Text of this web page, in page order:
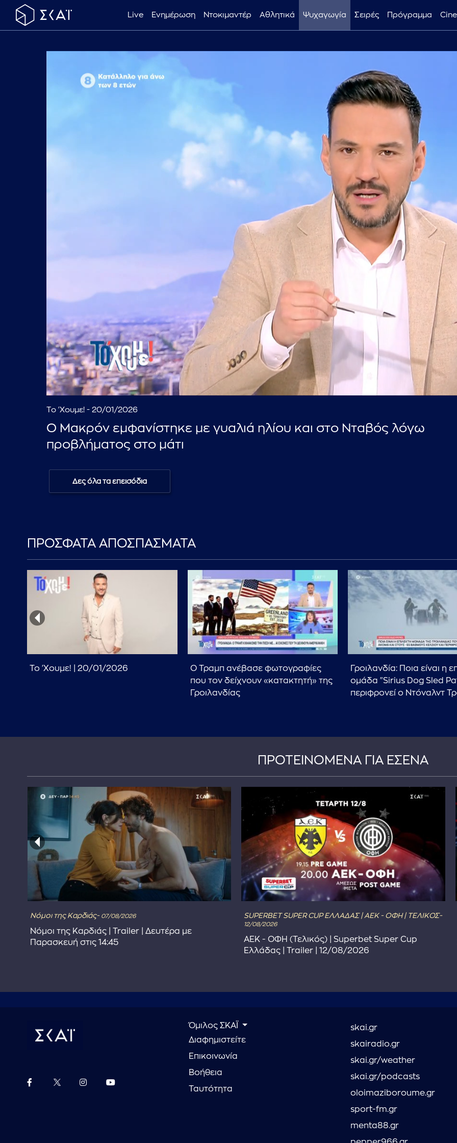
Live Ενημέρωση Ντοκιμαντέρ Αθλητικά Ψυχαγωγία Σειρές Πρόγραμμα
...πληκτρολογήστε κείμενο προς αναζήτηση
Το 'Χουμε! - 20/01/2026
Ο Μακρόν εμφανίστηκε με γυαλιά ηλίου και στο Νταβός λόγω
προβλήματος στο μάτι
Δες όλα τα επεισόδια
ΠΡΟΣΦΑΤΑ ΑΠΟΣΠΑΣΜΑΤΑ
Το 'Χουμε! | 20/01/2026
Ο Τραμπ ανέβασε φωτογραφίες
που τον δείχνουν «κατακτητή» της
Γροιλανδίας
Γροιλανδία: Ποια είναι η
ομάδα "Sirius Dog Sled
περιφρονεί ο Ντόναλντ
ΠΡΟΤΕΙΝΟΜΕΝΑ ΓΙΑ ΕΣΕΝΑ
Νόμοι της Καρδιάς- 07/08/2026
Νόμοι της Καρδιάς | Trailer | Δευτέρα με
Παρασκευή στις 14:45
SUPERBET SUPER CUP ΕΛΛΑΔΑΣ | ΑΕΚ - ΟΦΗ | ΤΕΛΙΚΟΣ-
12/08/2026
ΑΕΚ - ΟΦΗ (Τελικός) | Superbet Super Cup
Ελλάδας | Trailer | 12/08/2026
Όμιλος ΣΚΑΪ
Διαφημιστείτε
Επικοινωνία
Βοήθεια
Ταυτότητα
skai.gr
skairadio.gr
skai.gr/weather
skai.gr/podcasts
oloimaziboroume.gr
sport-fm.gr
menta88.gr